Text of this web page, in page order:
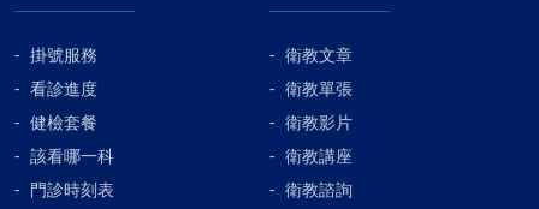
掛號服務
看診進度
健檢套餐
該看哪一科
門診時刻表
衛教文章
衛教單張
衛教影片
衛教講座
衛教諮詢